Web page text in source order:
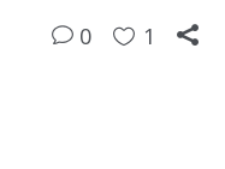
0 1